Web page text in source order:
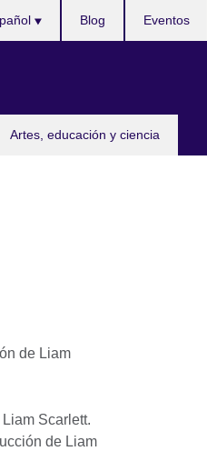
Artes, educación y ciencia
Blog Eventos
de Liam
Scarlett.
de Liam